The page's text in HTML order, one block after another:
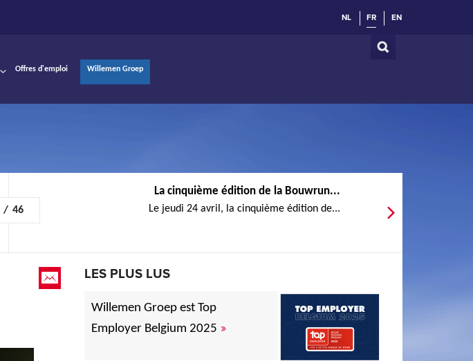
NL FR EN
Offres d'emploi Willemen Groep
/ 46
La cinquième édition de la Bouwrun...
Le jeudi 24 avril, la cinquième édition de...
LES PLUS LUS
Willemen Groep est Top
Employer Belgium 2025 »